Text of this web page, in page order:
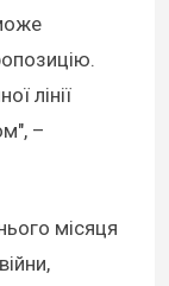
лінії
–
місяця